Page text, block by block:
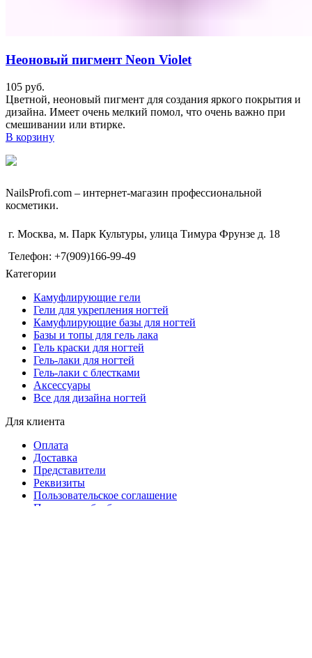
Неоновый пигмент Neon Violet
105 руб.
Цветной, неоновый пигмент для создания яркого покрытия и
дизайна. Имеет очень мелкий помол, что очень важно при
смешивании или втирке.
В корзину
NailsРrofi.com – интернет-магазин профессиональной
косметики.
г. Москва, м. Парк Культуры, улица Тимура Фрунзе д. 18
Телефон: +7(909)166-99-49
Категории
Камуфлирующие гели
Гели для укрепления ногтей
Камуфлирующие базы для ногтей
Базы и топы для гель лака
Гель краски для ногтей
Гель-лаки для ногтей
Гель-лаки с блестками
Аксессуары
Все для дизайна ногтей
Для клиента
Оплата
Доставка
Представители
Реквизиты
Пользовательское соглашение
Политики обработки персональных данных